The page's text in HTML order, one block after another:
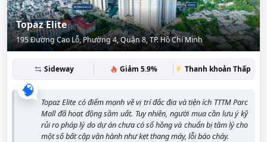
Topaz Elite
195 Đường Cao Lỗ, Phường 4, Quận 8, TP. Hồ Chí Minh
Sideway Giảm 5.9% Thanh khoản Thấp
🧠
Topaz Elite có điểm mạnh về vị trí đắc địa và tiện ích TTTM Parc
Mall đã hoạt động sầm uất. Tuy nhiên, người mua cần lưu ý kỹ
rủi ro pháp lý do dự án chưa có sổ hồng và chuẩn bị tâm lý cho
một số bất cập vận hành như kẹt thang máy, lỗi báo cháy.